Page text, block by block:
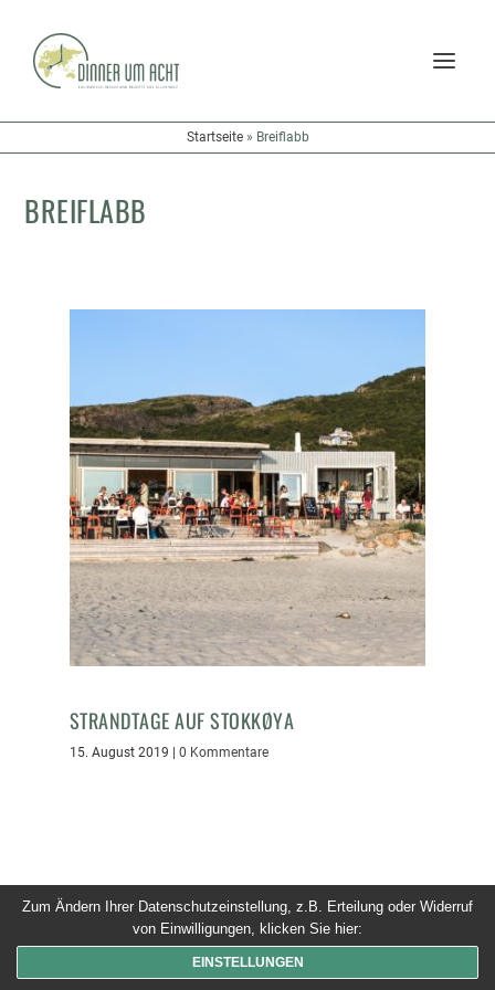
Startseite» Breiflabb
BREIFLABB
STRANDTAGE AUF STOKKØYA
15. August 2019 | 0 Kommentare
© 2026 Dinner um Acht. Alle Rechte vorbehalten
Zum Ändern Ihrer Datenschutzeinstellung, z.B. Erteilung oder Widerruf
von Einwilligungen, klicken Sie hier:
EINSTELLUNGEN